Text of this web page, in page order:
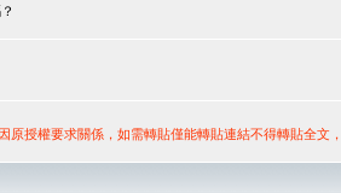
原授權要求關係，如需轉貼僅能轉貼連結不得轉貼全文